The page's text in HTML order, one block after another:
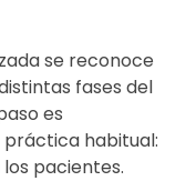
se reconoce
fases del
es
habitual:
pacientes.